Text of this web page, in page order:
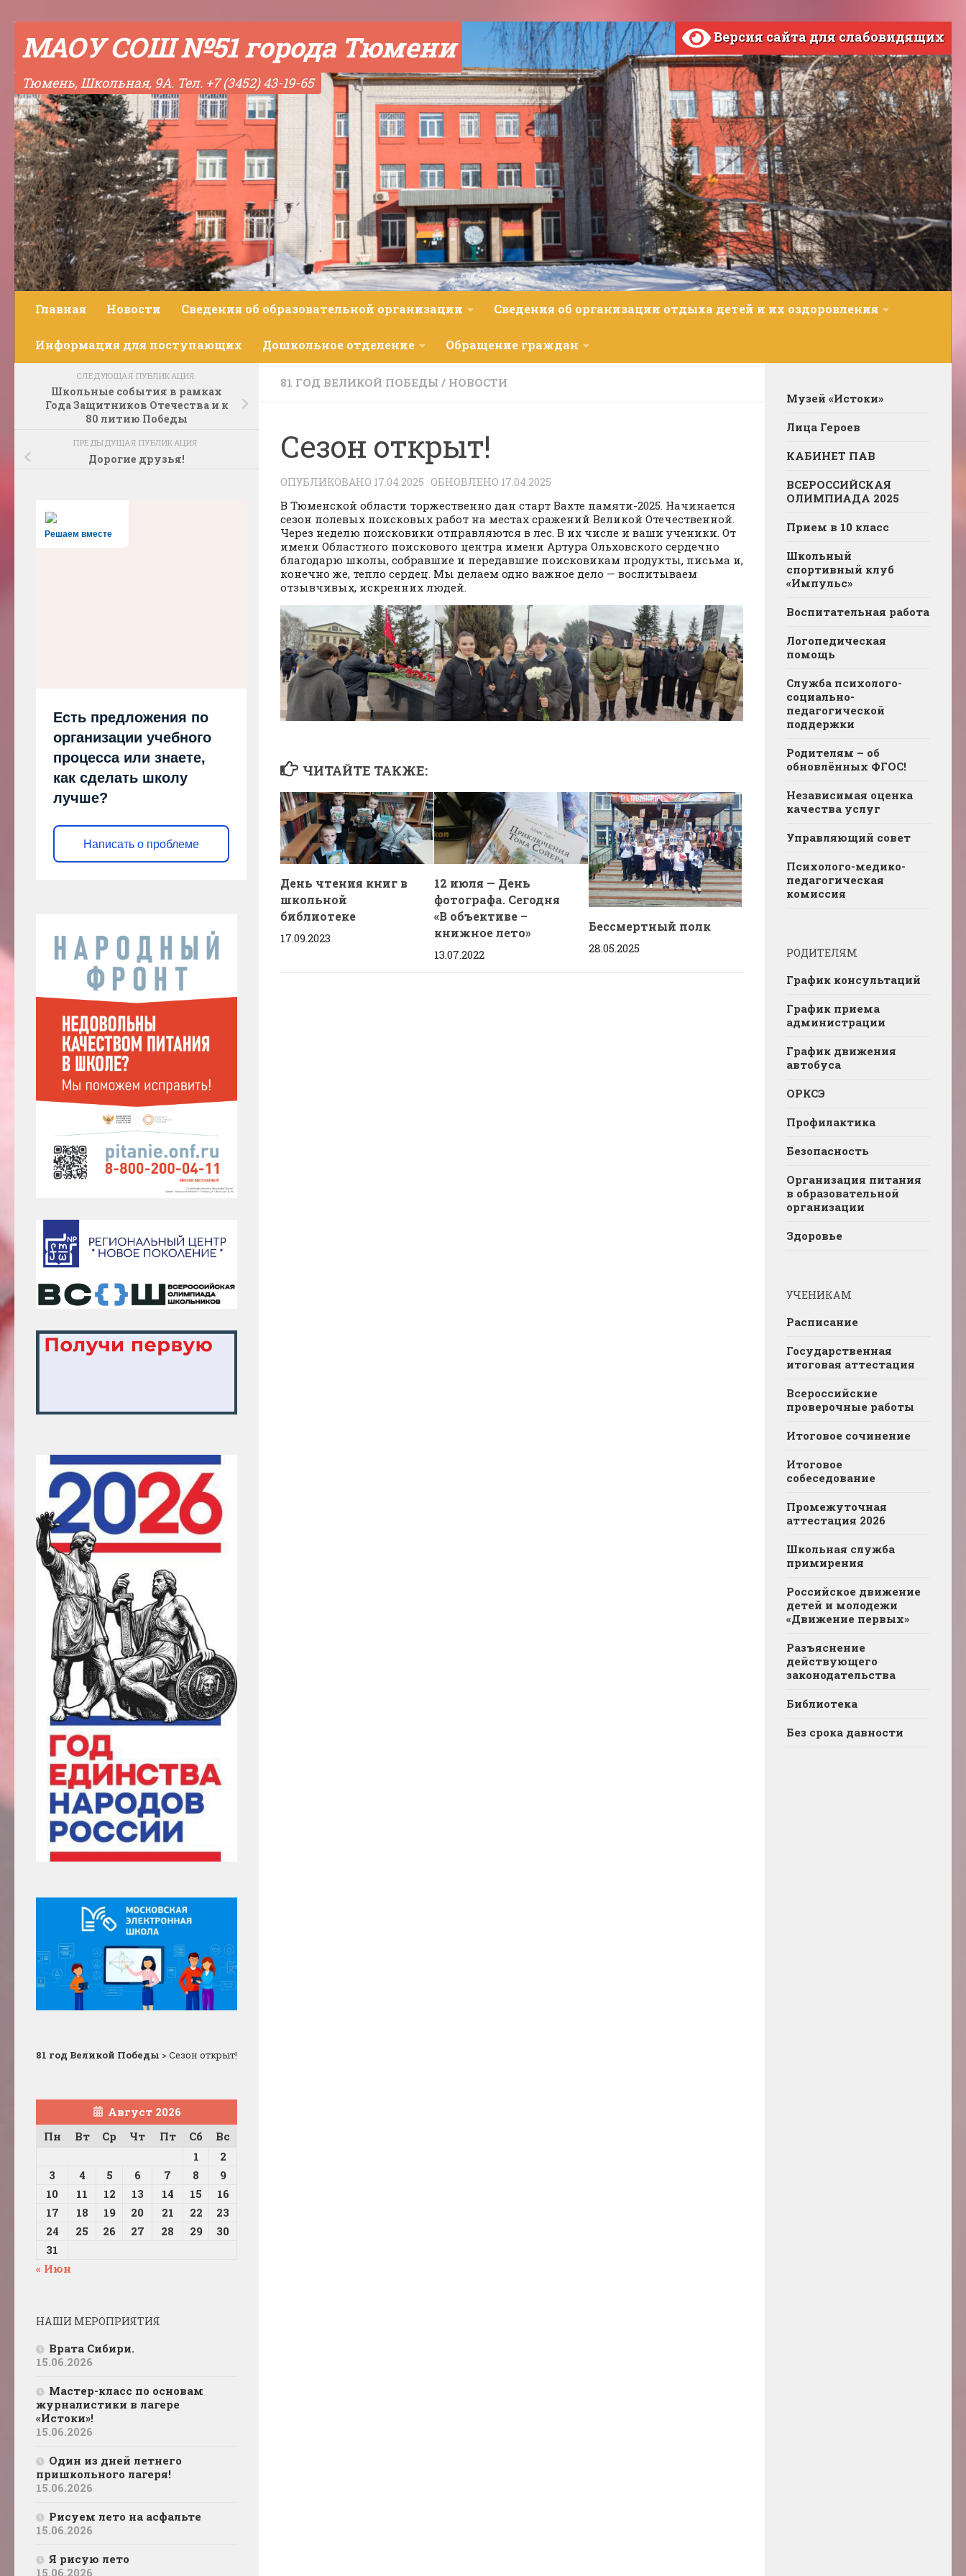
Skip to content
МАОУ СОШ №51 города Тюмени
Тюмень, Школьная, 9А. Тел. +7 (3452) 43-19-65
Версия сайта для слабовидящих
Главная Новости Сведения об образовательной организации Сведения об организации отдыха детей и их оздоровления
Информация для поступающих Дошкольное отделение Обращение граждан
81 ГОД ВЕЛИКОЙ ПОБЕДЫ / НОВОСТИ
Сезон открыт!
ОПУБЛИКОВАНО 17.04.2025 · ОБНОВЛЕНО 17.04.2025
В Тюменской области торжественно дан старт Вахте памяти-2025. Начинается
сезон полевых поисковых работ на местах сражений Великой Отечественной.
Через неделю поисковики отправляются в лес. В их числе и ваши ученики. От
имени Областного поискового центра имени Артура Ольховского сердечно
благодарю школы, собравшие и передавшие поисковикам продукты, письма и,
конечно же, тепло сердец. Мы делаем одно важное дело — воспитываем
отзывчивых, искренних людей.
ЧИТАЙТЕ ТАКЖЕ:
День чтения книг в
школьной
библиотеке
17.09.2023
12 июля — День
фотографа. Сегодня
«В объективе –
книжное лето»
13.07.2022
Бессмертный полк
28.05.2025
СЛЕДУЮЩАЯ ПУБЛИКАЦИЯ
Школьные события в рамках
Года Защитников Отечества и к
80 литию Победы
ПРЕДЫДУЩАЯ ПУБЛИКАЦИЯ
Дорогие друзья!
Решаем вместе
Есть предложения по
организации учебного
процесса или знаете,
как сделать школу
лучше?
Написать о проблеме
81 год Великой Победы >Сезон открыт!
Август 2026
Пн
Вт Ср Чт Пт Сб
Вс
1
2
3
4 5 6 7 8
9
10
11 12 13 14 15
16
17
18 19 20 21 22
23
24
25 26 27 28 29
30
31
« Июн
НАШИ МЕРОПРИЯТИЯ
Врата Сибири.
15.06.2026
Мастер-класс по основам
журналистики в лагере
«Истоки»!
15.06.2026
Один из дней летнего
пришкольного лагеря!
15.06.2026
Рисуем лето на асфальте
15.06.2026
Я рисую лето
15.06.2026
Музей «Истоки»
Лица Героев
КАБИНЕТ ПАВ
ВСЕРОССИЙСКАЯ
ОЛИМПИАДА 2025
Прием в 10 класс
Школьный
спортивный клуб
«Импульс»
Воспитательная работа
Логопедическая
помощь
Служба психолого-
социально-
педагогической
поддержки
Родителям – об
обновлённых ФГОС!
Независимая оценка
качества услуг
Управляющий совет
Психолого-медико-
педагогическая
комиссия
РОДИТЕЛЯМ
График консультаций
График приема
администрации
График движения
автобуса
ОРКСЭ
Профилактика
Безопасность
Организация питания
в образовательной
организации
Здоровье
УЧЕНИКАМ
Расписание
Государственная
итоговая аттестация
Всероссийские
проверочные работы
Итоговое сочинение
Итоговое
собеседование
Промежуточная
аттестация 2026
Школьная служба
примирения
Российское движение
детей и молодежи
«Движение первых»
Разъяснение
действующего
законодательства
Библиотека
Без срока давности